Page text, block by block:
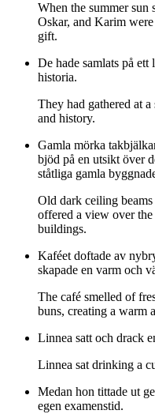
When the summer sun
Oskar, and Karim
gift.
De hade samlats på
historia.
They had gathered at
and history.
Gamla mörka
bjöd på en utsikt över
ståtliga gamla
Old dark ceiling
offered a view over the
buildings.
Kaféet doftade av
skapade en varm och
The café smelled of
buns, creating a warm
Linnea satt och drack
Linnea sat drinking a
Medan hon tittade ut
egen examenstid.